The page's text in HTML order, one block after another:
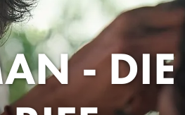
- DIE